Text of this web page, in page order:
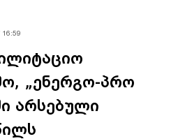
16:59
„ენერგო-პრო
არსებული